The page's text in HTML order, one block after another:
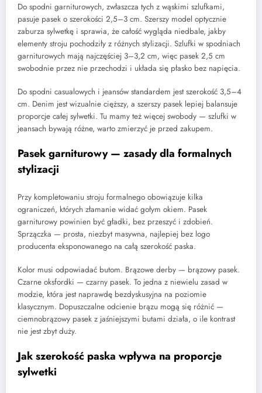
Do spodni garniturowych, zwłaszcza tych z wąskimi szlufkami,
pasuje pasek o szerokości 2,5–3 cm. Szerszy model optycznie
zaburza sylwetkę i sprawia, że całość wygląda niedbale, jakby
elementy stroju pochodziły z różnych stylizacji. Szlufki w spodniach
garniturowych mają najczęściej 3–3,2 cm, więc pasek 2,5 cm
swobodnie przez nie przechodzi i układa się płasko bez napięcia.
Do spodni casualowych i jeansów standardem jest szerokość 3,5–4
cm. Denim jest wizualnie cięższy, a szerszy pasek lepiej balansuje
proporcje całej sylwetki. Tu mamy też więcej swobody — szlufki w
jeansach bywają różne, warto zmierzyć je przed zakupem.
Pasek garniturowy — zasady dla formalnych
stylizacji
Przy kompletowaniu stroju formalnego obowiązuje kilka
ograniczeń, których złamanie widać gołym okiem. Pasek
garniturowy powinien być gładki, bez przeszyć i zdobień.
Sprzączka — prosta, niezbyt masywna, najlepiej bez logo
producenta eksponowanego na całą szerokość paska.
Kolor musi odpowiadać butom. Brązowe derby — brązowy pasek.
Czarne oksfordki — czarny pasek. To jedna z niewielu zasad w
modzie, która jest naprawdę bezdyskusyjna na poziomie
klasycznym. Dopuszczalne odcienie brązu mogą się różnić —
ciemnobrązowy pasek z jaśniejszymi butami działa, o ile kontrast
nie jest zbyt duży.
Jak szerokość paska wpływa na proporcje
sylwetki